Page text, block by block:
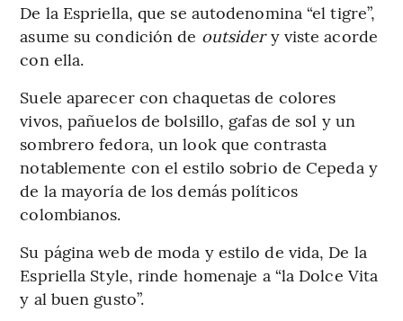
De la Espriella, que se autodenomina “el tigre”,
asume su condición de outsidery viste acorde
con ella.
Suele aparecer con chaquetas de colores
vivos, pañuelos de bolsillo, gafas de sol y un
sombrero fedora, un look que contrasta
notablemente con el estilo sobrio de Cepeda y
de la mayoría de los demás políticos
colombianos.
Su página web de moda y estilo de vida, De la
Espriella Style, rinde homenaje a “la Dolce Vita
y al buen gusto”.